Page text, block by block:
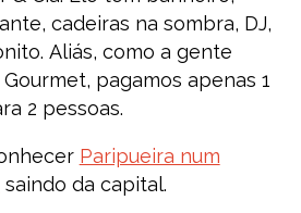
cadeiras na sombra, DJ,
Aliás, como a gente
pagamos apenas 1
2 pessoas.
Paripueira num
saindo da capital.